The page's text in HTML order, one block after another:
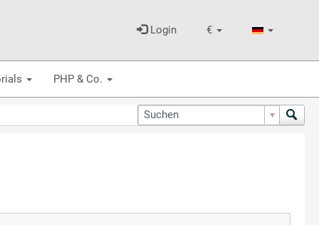
€
Login
PHP & Co.